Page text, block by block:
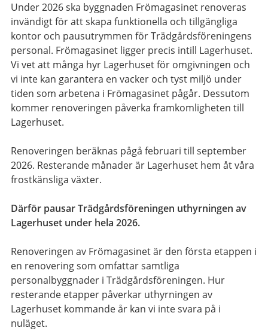
Under 2026 ska byggnaden Frömagasinet renoveras
invändigt för att skapa funktionella och tillgängliga
kontor och pausutrymmen för Trädgårdsföreningens
personal. Frömagasinet ligger precis intill Lagerhuset.
Vi vet att många hyr Lagerhuset för omgivningen och
vi inte kan garantera en vacker och tyst miljö under
tiden som arbetena i Frömagasinet pågår. Dessutom
kommer renoveringen påverka framkomligheten till
Lagerhuset.
Renoveringen beräknas pågå februari till september
2026. Resterande månader är Lagerhuset hem åt våra
frostkänsliga växter.
Därför pausar Trädgårdsföreningen uthyrningen av
Lagerhuset under hela 2026.
Renoveringen av Frömagasinet är den första etappen i
en renovering som omfattar samtliga
personalbyggnader i Trädgårdsföreningen. Hur
resterande etapper påverkar uthyrningen av
Lagerhuset kommande år kan vi inte svara på i
nuläget.